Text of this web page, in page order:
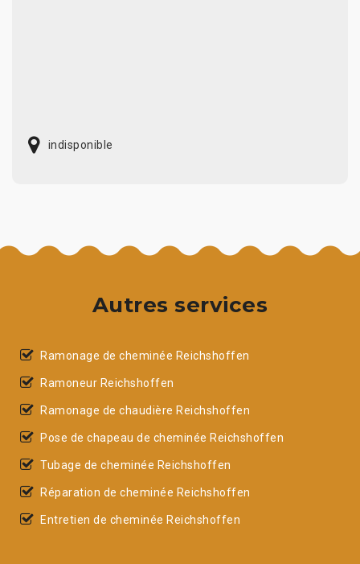
indisponible
Autres services
Ramonage de cheminée Reichshoffen
Ramoneur Reichshoffen
Ramonage de chaudière Reichshoffen
Pose de chapeau de cheminée Reichshoffen
Tubage de cheminée Reichshoffen
Réparation de cheminée Reichshoffen
Entretien de cheminée Reichshoffen